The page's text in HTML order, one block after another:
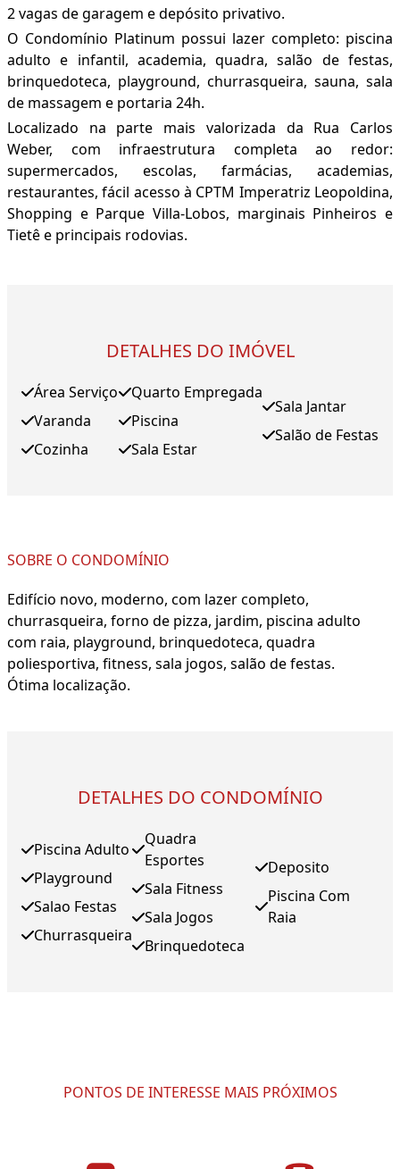
2 vagas de garagem e depósito privativo.
O Condomínio Platinum possui lazer completo: piscina
adulto e infantil, academia, quadra, salão de festas,
brinquedoteca, playground, churrasqueira, sauna, sala
de massagem e portaria 24h.
Localizado na parte mais valorizada da Rua Carlos
Weber, com infraestrutura completa ao redor:
supermercados, escolas, farmácias, academias,
restaurantes, fácil acesso à CPTM Imperatriz Leopoldina,
Shopping e Parque Villa-Lobos, marginais Pinheiros e
Tietê e principais rodovias.
DETALHES DO IMÓVEL
Área Serviço
Varanda
Cozinha
Quarto Empregada
Piscina
Sala Estar
Sala Jantar
Salão de Festas
SOBRE O CONDOMÍNIO
Edifício novo, moderno, com lazer completo,
churrasqueira, forno de pizza, jardim, piscina adulto
com raia, playground, brinquedoteca, quadra
poliesportiva, fitness, sala jogos, salão de festas.
Ótima localização.
DETALHES DO CONDOMÍNIO
Piscina Adulto
Playground
Salao Festas
Churrasqueira
Quadra
Esportes
Sala Fitness
Sala Jogos
Brinquedoteca
Deposito
Piscina Com
Raia
PONTOS DE INTERESSE MAIS PRÓXIMOS